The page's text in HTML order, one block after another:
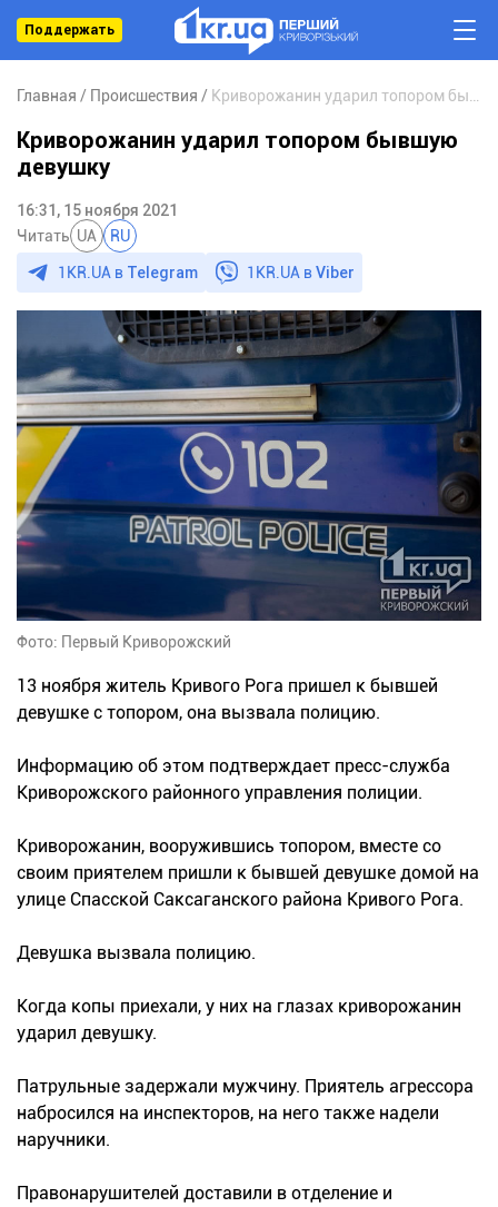
Поддержать
Главная Происшествия
Криворожанин ударил топором бывшую
девушку
16:31, 15 ноября 2021
Читать UA RU
1KR.UA в Telegram 1KR.UA вViber
Фото: Первый Криворожский
13 ноября житель Кривого Рога пришел к бывшей
девушке с топором, она вызвала полицию.
Информацию об этом подтверждает пресс-служба
Криворожского районного управления полиции.
Криворожанин, вооружившись топором, вместе со
своим приятелем пришли к бывшей девушке домой на
улице Спасской Саксаганского района Кривого Рога.
Девушка вызвала полицию.
Когда копы приехали, у них на глазах криворожанин
ударил девушку.
Патрульные задержали мужчину. Приятель агрессора
набросился на инспекторов, на него также надели
наручники.
Правонарушителей доставили в отделение и